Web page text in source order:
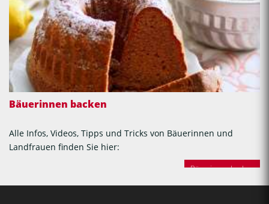
Bäuerinnen backen
Alle Infos, Videos, Tipps und Tricks von Bäuerinnen und
Landfrauen finden Sie hier:
Bäuerinnen backen